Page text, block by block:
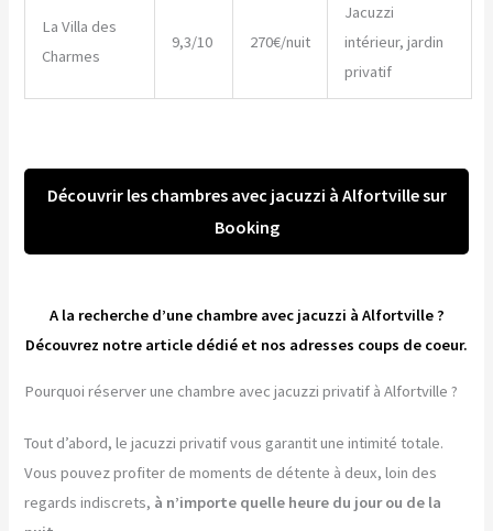
La Villa des
Charmes
9,3/10 270€/nuit
Jacuzzi
intérieur, jardin
privatif
Découvrir les chambres avec jacuzzi à Alfortville sur
Booking
A la recherche d’une chambre avec jacuzzi à Alfortville ?
Découvrez notre article dédié et nos adresses coups de coeur.
Pourquoi réserver une chambre avec jacuzzi privatif à Alfortville ?
Tout d’abord, le jacuzzi privatif vous garantit une intimité totale.
Vous pouvez profiter de moments de détente à deux, loin des
regards indiscrets, à n’importe quelle heure du jour ou de la